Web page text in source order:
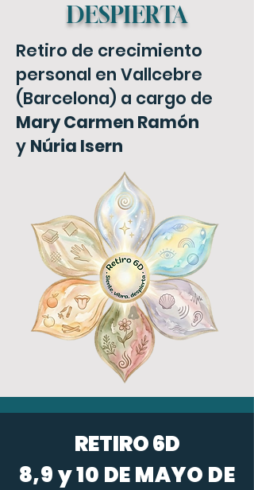
DESPIERTA
Retiro de crecimiento
personal en Vallcebre
(Barcelona) a cargo de
Mary Carmen Ramón
y Núria Isern
RETIRO 6D
8,9 y 10 DE MAYO DE